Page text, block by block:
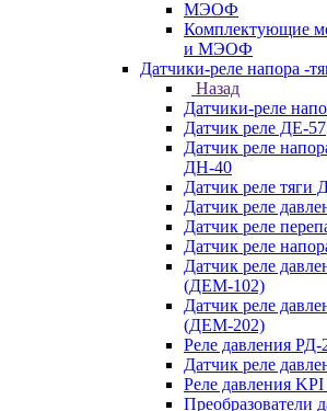
МЭОФ
Комплектующие
и МЭОФ
Датчики-реле напора -
Назад
Датчики-реле
Датчик реле ДЕ-57
Датчик реле
ДН-40
Датчик реле тяги
Датчик реле
Датчик реле
Датчик реле
Датчик реле
(ДЕМ-102)
Датчик реле
(ДЕМ-202)
Реле давления РД-
Датчик реле
Реле давления
Преобразователи